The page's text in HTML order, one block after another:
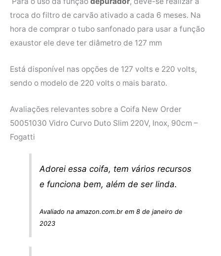
troca do filtro de carvão ativado a cada 6 meses. Na
hora de comprar o tubo sanfonado para usar a função
exaustor ele deve ter diâmetro de 127 mm
Está disponível nas opções de 127 volts e 220 volts,
sendo o modelo de 220 volts o mais barato.
Avaliações relevantes sobre a Coifa New Order
50051030 Vidro Curvo Duto Slim 220V, Inox, 90cm –
Fogatti
Adorei essa coifa, tem vários recursos
e funciona bem, além de ser linda.
Avaliado na amazon.com.br em 8 de janeiro de
2023